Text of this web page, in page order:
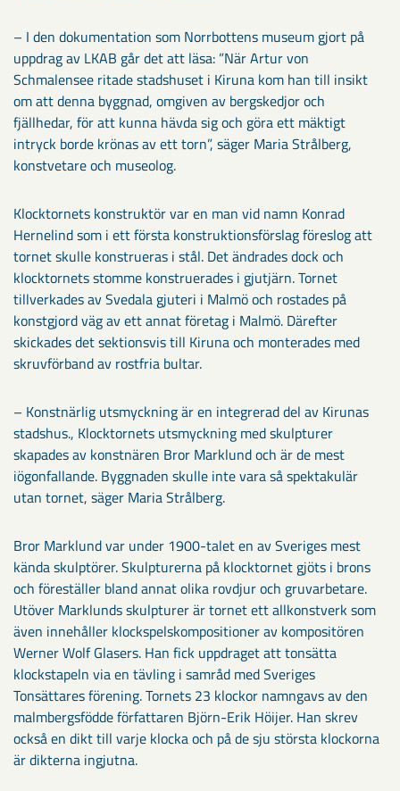
– I den dokumentation som Norrbottens museum gjort på
uppdrag av LKAB går det att läsa: ”När Artur von
Schmalensee ritade stadshuset i Kiruna kom han till insikt
om att denna byggnad, omgiven av bergskedjor och
fjällhedar, för att kunna hävda sig och göra ett mäktigt
intryck borde krönas av ett torn”, säger Maria Strålberg,
konstvetare och museolog.
Klocktornets konstruktör var en man vid namn Konrad
Hernelind som i ett första konstruktionsförslag föreslog att
tornet skulle konstrueras i stål. Det ändrades dock och
klocktornets stomme konstruerades i gjutjärn. Tornet
tillverkades av Svedala gjuteri i Malmö och rostades på
konstgjord väg av ett annat företag i Malmö. Därefter
skickades det sektionsvis till Kiruna och monterades med
skruvförband av rostfria bultar.
– Konstnärlig utsmyckning är en integrerad del av Kirunas
stadshus., Klocktornets utsmyckning med skulpturer
skapades av konstnären Bror Marklund och är de mest
iögonfallande. Byggnaden skulle inte vara så spektakulär
utan tornet, säger Maria Strålberg.
Bror Marklund var under 1900-talet en av Sveriges mest
kända skulptörer. Skulpturerna på klocktornet gjöts i brons
och föreställer bland annat olika rovdjur och gruvarbetare.
Utöver Marklunds skulpturer är tornet ett allkonstverk som
även innehåller klockspelskompositioner av kompositören
Werner Wolf Glasers. Han fick uppdraget att tonsätta
klockstapeln via en tävling i samråd med Sveriges
Tonsättares förening. Tornets 23 klockor namngavs av den
malmbergsfödde författaren Björn-Erik Höijer. Han skrev
också en dikt till varje klocka och på de sju största klockorna
är dikterna ingjutna.